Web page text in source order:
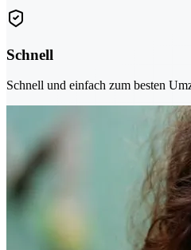
Schnell
Schnell und einfach zum besten